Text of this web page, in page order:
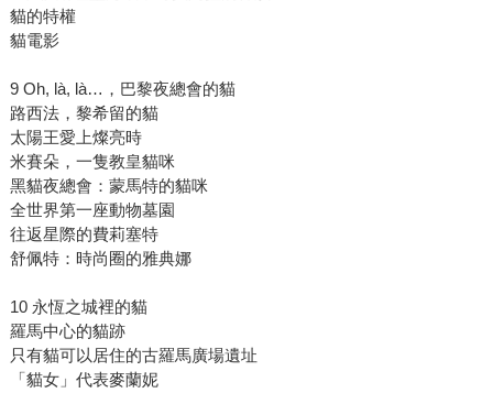
貓的特權
貓電影
9 Oh, là, là…，巴黎夜總會的貓
路西法，黎希留的貓
太陽王愛上燦亮時
米賽朵，一隻教皇貓咪
黑貓夜總會：蒙馬特的貓咪
全世界第一座動物墓園
往返星際的費莉塞特
舒佩特：時尚圈的雅典娜
10 永恆之城裡的貓
羅馬中心的貓跡
只有貓可以居住的古羅馬廣場遺址
「貓女」代表麥蘭妮